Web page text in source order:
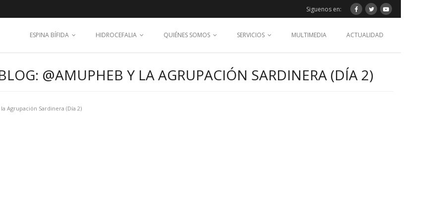
Siguenos en:
ESPINA BÍFIDA HIDROCEFALIA QUIÉNES SOMOS SERVICIOS MULTIMEDIA ACTUALIDAD
@AMUPHEB Y LA AGRUPACIÓN SARDINERA (DÍA 2)
la Agrupación Sardinera (Día 2)